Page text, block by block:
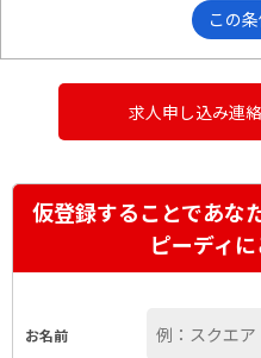
この
求人申し込み連
仮登録することであな
ピーディ
お名前